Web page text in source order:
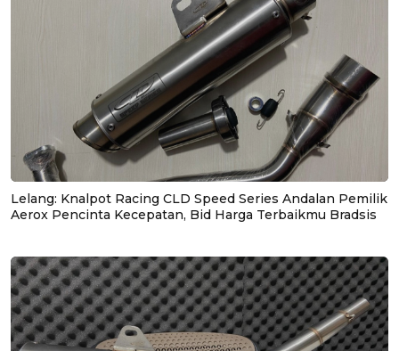
Lelang: Knalpot Racing CLD Speed Series Andalan Pemilik
Aerox Pencinta Kecepatan, Bid Harga Terbaikmu Bradsis